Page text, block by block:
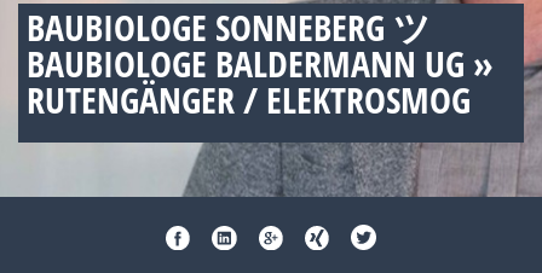
BAUBIOLOGE SONNEBERG ツ
BAUBIOLOGE BALDERMANN UG »
RUTENGÄNGER / ELEKTROSMOG